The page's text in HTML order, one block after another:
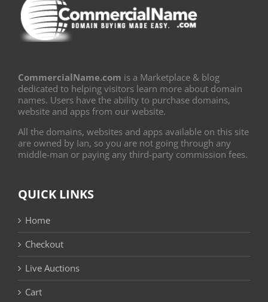
CommercialName.com is a Marketplace & blog
dedicated to helping visitors learn more about domain
names. Users have the ability to purchase domains,
website and apps from our website.
All the domains, websites and apps available on this site
are owned by Ian, so you are not going through any
middle-man or paying any third-party commission fees.
QUICK LINKS
Home
Checkout
Live Auctions
Cart